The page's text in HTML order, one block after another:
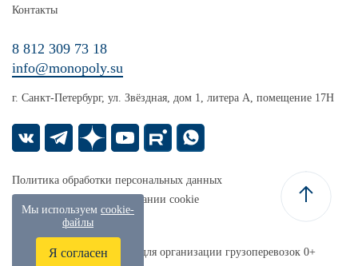
Контакты
8 812 309 73 18
info@monopoly.su
г. Санкт-Петербург, ул. Звёздная, дом 1, литера А, помещение 17Н
Политика обработки персональных данных
Уведомление об использовании cookie
Карта сайта
Монополия — платформа для организации грузоперевозок 0+
Мы используем cookie-
файлы
Я согласен